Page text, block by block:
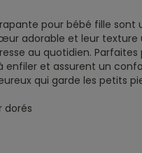
pour bébé fille sont
adorable et leur
au quotidien. Parfaites
enfiler et assurent un
qui garde les petits
dorés